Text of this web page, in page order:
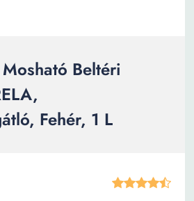
Beltéri
Fehér, 1 L